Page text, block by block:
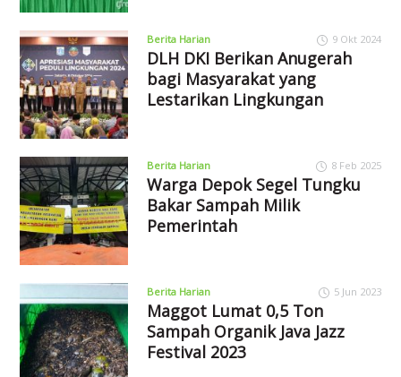
Berita Harian 9 Okt 2024
DLH DKI Berikan Anugerah
bagi Masyarakat yang
Lestarikan Lingkungan
Berita Harian 8 Feb 2025
Warga Depok Segel Tungku
Bakar Sampah Milik
Pemerintah
Berita Harian 5 Jun 2023
Maggot Lumat 0,5 Ton
Sampah Organik Java Jazz
Festival 2023